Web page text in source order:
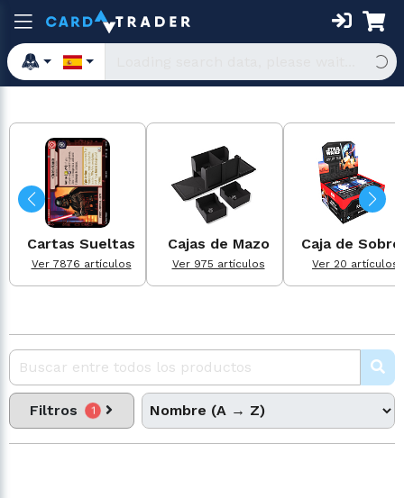
Cartas Sueltas
Ver 7876 artículos
Cajas de Mazo
Ver 975 artículos
Caja de
Ver 20 artículos
Filtros 1